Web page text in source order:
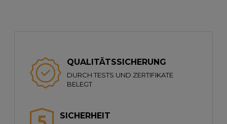
QUALITÄTSSICHERUNG
DURCH TESTS UND ZERTIFIKATE
BELEGT
SICHERHEIT